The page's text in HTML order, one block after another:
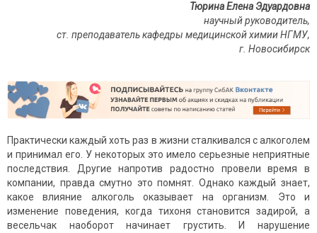
Тюрина Елена Эдуардовна
научный руководитель,
ст. преподаватель кафедры медицинской химии НГМУ,
г. Новосибирск
Практически каждый хоть раз в жизни сталкивался с алкоголем
и принимал его. У некоторых это имело серьезные неприятные
последствия. Другие напротив радостно провели время в
компании, правда смутно это помнят. Однако каждый знает,
какое влияние алкоголь оказывает на организм. Это и
изменение поведения, когда тихоня становится задирой, а
весельчак наоборот начинает грустить. И нарушение